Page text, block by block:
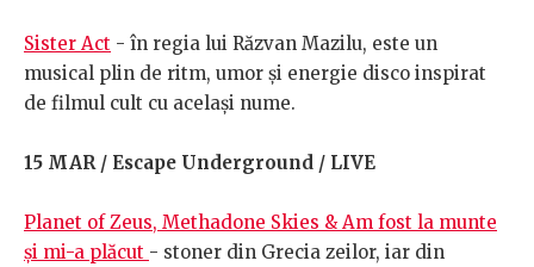
Sister Act - în regia lui Răzvan Mazilu, este un
musical plin de ritm, umor și energie disco inspirat
de filmul cult cu același nume.
15 MAR / Escape Underground / LIVE
Planet of Zeus, Methadone Skies & Am fost la munte
și mi-a plăcut - stoner din Grecia zeilor, iar din